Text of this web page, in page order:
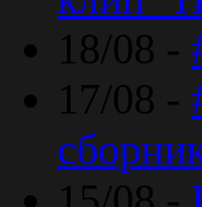
18/08 -
17/08 -